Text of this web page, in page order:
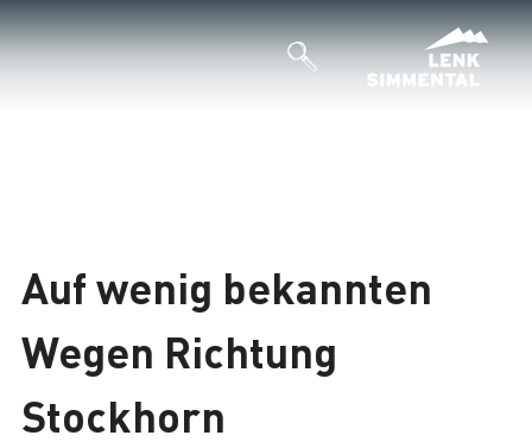
Auf wenig bekannten
Wegen Richtung
Stockhorn